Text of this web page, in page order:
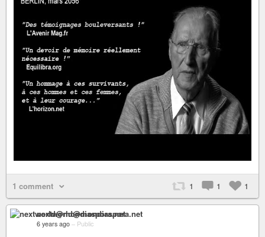
1 comment 1 1 1
nextworld@mondiaspora.net
6 years ago – Public